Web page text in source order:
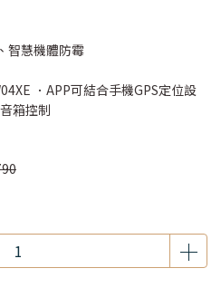
智慧機體防霉
．APP可結合手機GPS定位設
箱控制